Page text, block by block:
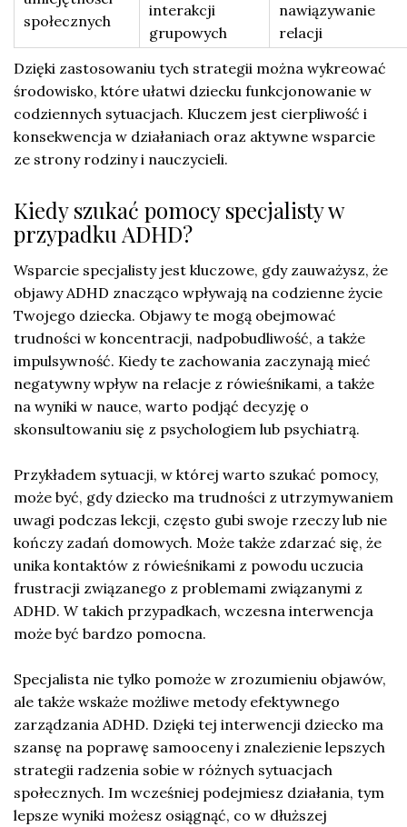
społecznych
interakcji
grupowych
nawiązywanie
relacji
Dzięki zastosowaniu tych strategii można wykreować
środowisko, które ułatwi dziecku funkcjonowanie w
codziennych sytuacjach. Kluczem jest cierpliwość i
konsekwencja w działaniach oraz aktywne wsparcie
ze strony rodziny i nauczycieli.
Kiedy szukać pomocy specjalisty w
przypadku ADHD?
Wsparcie specjalisty jest kluczowe, gdy zauważysz, że
objawy ADHD znacząco wpływają na codzienne życie
Twojego dziecka. Objawy te mogą obejmować
trudności w koncentracji, nadpobudliwość, a także
impulsywność. Kiedy te zachowania zaczynają mieć
negatywny wpływ na relacje z rówieśnikami, a także
na wyniki w nauce, warto podjąć decyzję o
skonsultowaniu się z psychologiem lub psychiatrą.
Przykładem sytuacji, w której warto szukać pomocy,
może być, gdy dziecko ma trudności z utrzymywaniem
uwagi podczas lekcji, często gubi swoje rzeczy lub nie
kończy zadań domowych. Może także zdarzać się, że
unika kontaktów z rówieśnikami z powodu uczucia
frustracji związanego z problemami związanymi z
ADHD. W takich przypadkach, wczesna interwencja
może być bardzo pomocna.
Specjalista nie tylko pomoże w zrozumieniu objawów,
ale także wskaże możliwe metody efektywnego
zarządzania ADHD. Dzięki tej interwencji dziecko ma
szansę na poprawę samooceny i znalezienie lepszych
strategii radzenia sobie w różnych sytuacjach
społecznych. Im wcześniej podejmiesz działania, tym
lepsze wyniki możesz osiągnąć, co w dłuższej